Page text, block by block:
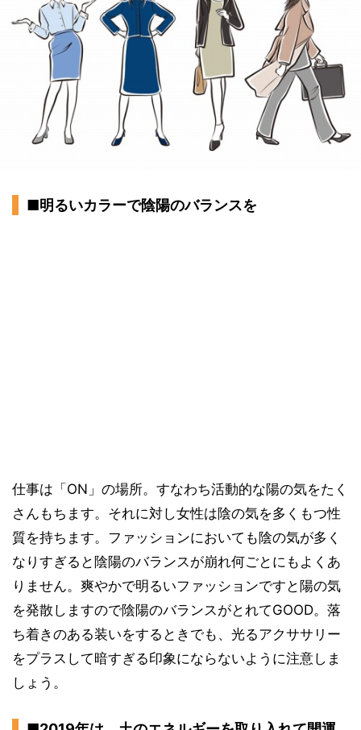
■明るいカラーで陰陽のバランスを
仕事は「ON」の場所。すなわち活動的な陽の気をたく
さんもちます。それに対し女性は陰の気を多くもつ性
質を持ちます。ファッションにおいても陰の気が多く
なりすぎると陰陽のバランスが崩れ何ごとにもよくあ
りません。爽やかで明るいファッションですと陽の気
を発散しますので陰陽のバランスがとれてGOOD。落
ち着きのある装いをするときでも、光るアクササリー
をプラスして暗すぎる印象にならないように注意しま
しょう。